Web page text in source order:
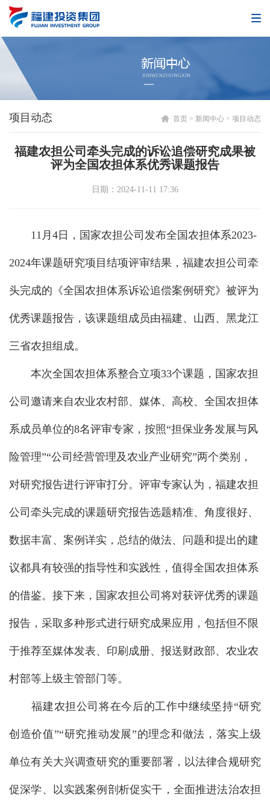
项目动态 首页 > 新闻中心 > 项目动态
福建农担公司牵头完成的诉讼追偿研究成果被
评为全国农担体系优秀课题报告
日期：2024-11-11 17:36
11月4日，国家农担公司发布全国农担体系2023-
2024年课题研究项目结项评审结果，福建农担公司牵
头完成的《全国农担体系诉讼追偿案例研究》被评为
优秀课题报告，该课题组成员由福建、山西、黑龙江
三省农担组成。
本次全国农担体系整合立项33个课题，国家农担
公司邀请来自农业农村部、媒体、高校、全国农担体
系成员单位的8名评审专家，按照“担保业务发展与风
险管理”“公司经营管理及农业产业研究”两个类别，
对研究报告进行评审打分。评审专家认为，福建农担
公司牵头完成的课题研究报告选题精准、角度很好、
数据丰富、案例详实，总结的做法、问题和提出的建
议都具有较强的指导性和实践性，值得全国农担体系
的借鉴。接下来，国家农担公司将对获评优秀的课题
报告，采取多种形式进行研究成果应用，包括但不限
于推荐至媒体发表、印刷成册、报送财政部、农业农
村部等上级主管部门等。
福建农担公司将在今后的工作中继续坚持“研究
创造价值”“研究推动发展”的理念和做法，落实上级
单位有关大兴调查研究的重要部署，以法律合规研究
促深学、以实践案例剖析促实干，全面推进法治农担